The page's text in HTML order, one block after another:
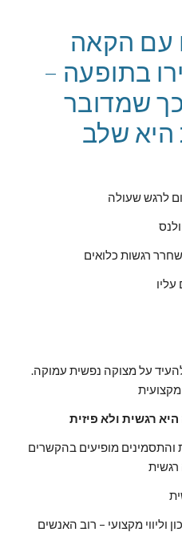
עם הקאה
בתופעה –
שמדובר
היא שלב
לרגש שעולה
רגשות כלואים
על מצוקה נפשית עמוקה.
והתסמינים מופיעים בהקשרים
וליווי מקצועי – רוב האנשים